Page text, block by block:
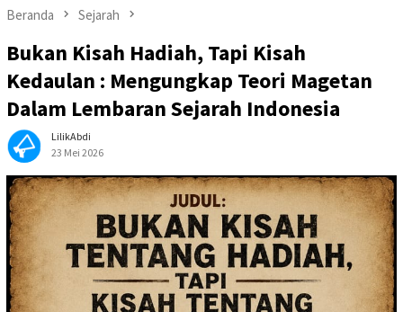
Beranda Sejarah
Bukan Kisah Hadiah, Tapi Kisah
Kedaulan : Mengungkap Teori Magetan
Dalam Lembaran Sejarah Indonesia
LilikAbdi
23 Mei 2026